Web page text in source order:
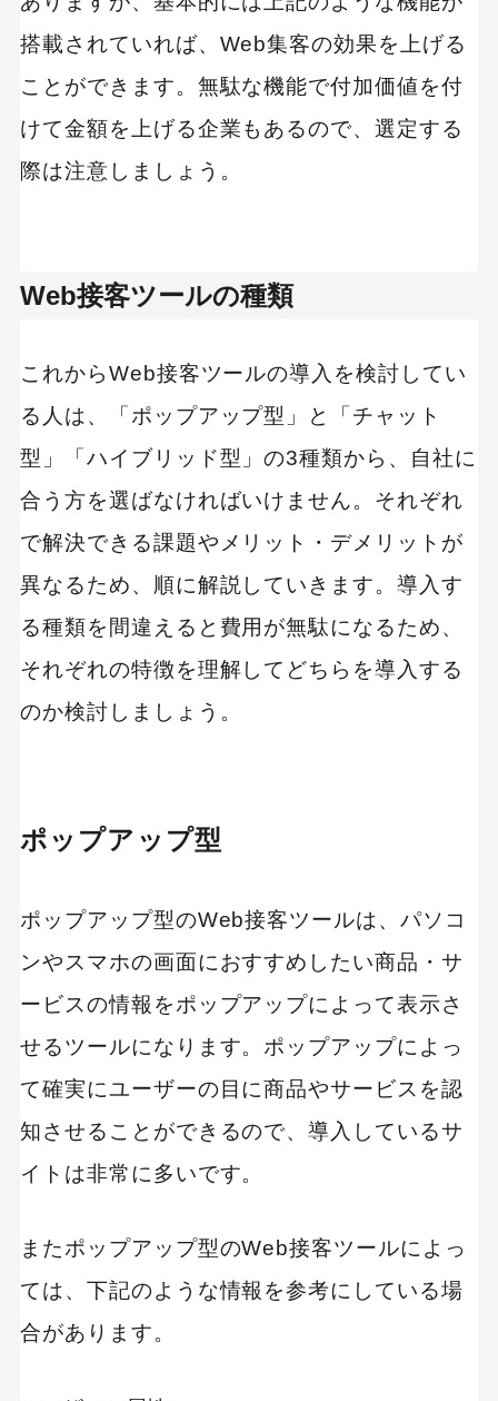
搭載されていれば、Web集客の効果を上げる
ことができます。無駄な機能で付加価値を付
けて金額を上げる企業もあるので、選定する
際は注意しましょう。
Web接客ツールの種類
これからWeb接客ツールの導入を検討してい
る人は、「ポップアップ型」と「チャット
型」「ハイブリッド型」の3種類から、自社に
合う方を選ばなければいけません。それぞれ
で解決できる課題やメリット・デメリットが
異なるため、順に解説していきます。導入す
る種類を間違えると費用が無駄になるため、
それぞれの特徴を理解してどちらを導入する
のか検討しましょう。
ポップアップ型
ポップアップ型のWeb接客ツールは、パソコ
ンやスマホの画面におすすめしたい商品・サ
ービスの情報をポップアップによって表示さ
せるツールになります。ポップアップによっ
て確実にユーザーの目に商品やサービスを認
知させることができるので、導入しているサ
イトは非常に多いです。
またポップアップ型のWeb接客ツールによっ
ては、下記のような情報を参考にしている場
合があります。